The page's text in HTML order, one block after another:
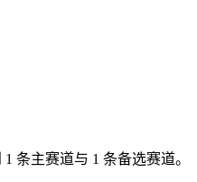
条主赛道与 1 条备选赛道。